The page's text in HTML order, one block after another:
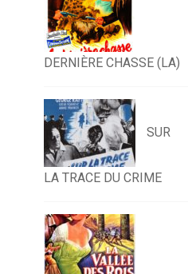
DERNIÈRE CHASSE (LA)
SUR
LA TRACE DU CRIME